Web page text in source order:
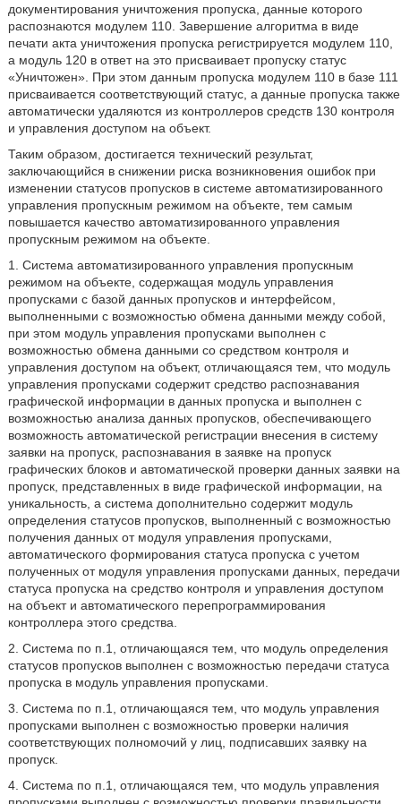
документирования уничтожения пропуска, данные которого
распознаются модулем 110. Завершение алгоритма в виде
печати акта уничтожения пропуска регистрируется модулем 110,
а модуль 120 в ответ на это присваивает пропуску статус
«Уничтожен». При этом данным пропуска модулем 110 в базе 111
присваивается соответствующий статус, а данные пропуска также
автоматически удаляются из контроллеров средств 130 контроля
и управления доступом на объект.
Таким образом, достигается технический результат,
заключающийся в снижении риска возникновения ошибок при
изменении статусов пропусков в системе автоматизированного
управления пропускным режимом на объекте, тем самым
повышается качество автоматизированного управления
пропускным режимом на объекте.
1. Система автоматизированного управления пропускным
режимом на объекте, содержащая модуль управления
пропусками с базой данных пропусков и интерфейсом,
выполненными с возможностью обмена данными между собой,
при этом модуль управления пропусками выполнен с
возможностью обмена данными со средством контроля и
управления доступом на объект, отличающаяся тем, что модуль
управления пропусками содержит средство распознавания
графической информации в данных пропуска и выполнен с
возможностью анализа данных пропусков, обеспечивающего
возможность автоматической регистрации внесения в систему
заявки на пропуск, распознавания в заявке на пропуск
графических блоков и автоматической проверки данных заявки на
пропуск, представленных в виде графической информации, на
уникальность, а система дополнительно содержит модуль
определения статусов пропусков, выполненный с возможностью
получения данных от модуля управления пропусками,
автоматического формирования статуса пропуска с учетом
полученных от модуля управления пропусками данных, передачи
статуса пропуска на средство контроля и управления доступом
на объект и автоматического перепрограммирования
контроллера этого средства.
2. Система по п.1, отличающаяся тем, что модуль определения
статусов пропусков выполнен с возможностью передачи статуса
пропуска в модуль управления пропусками.
3. Система по п.1, отличающаяся тем, что модуль управления
пропусками выполнен с возможностью проверки наличия
соответствующих полномочий у лиц, подписавших заявку на
пропуск.
4. Система по п.1, отличающаяся тем, что модуль управления